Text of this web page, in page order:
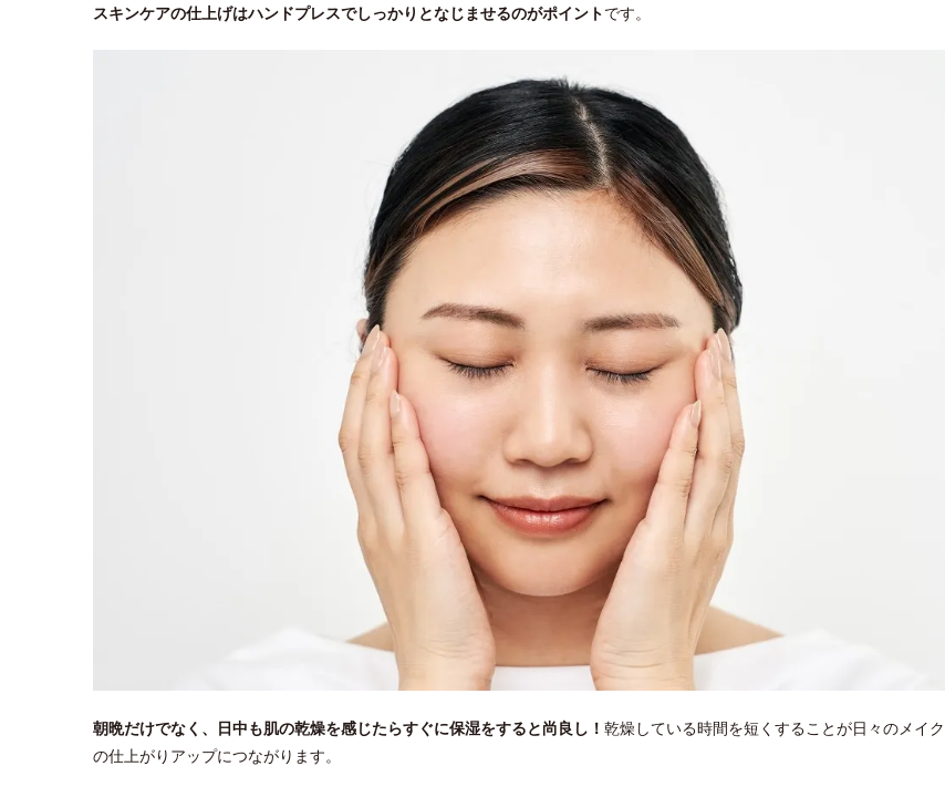
スキンケアの仕上げはハンドプレスでしっかりとなじませるのがポイントです。
朝晩だけでなく、日中も肌の乾燥を感じたらすぐに保湿をすると尚良し！ 乾燥している時間を短くすることが日々のメイク
の仕上がりアップにつながります。